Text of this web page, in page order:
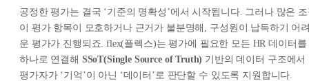
공정한 평가는 결국 ‘기준의 명확성’에서 시작됩니다. 그러나 많은
이 평가 항목이 모호하거나 근거가 불분명해, 구성원이 납득하기 어
운 평가가 진행되죠. flex(플렉스)는 평가에 필요한 모든 HR 데이터를
하나로 연결해 SSoT(Single Source of Truth) 기반의 데이터 구조에서
평가자가 ‘기억’이 아닌 ‘데이터’로 판단할 수 있도록 지원합니다.